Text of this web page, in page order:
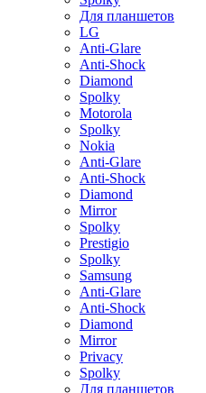
Для планшетов
LG
Anti-Glare
Anti-Shock
Diamond
Spolky
Motorola
Spolky
Nokia
Anti-Glare
Anti-Shock
Diamond
Mirror
Spolky
Prestigio
Spolky
Samsung
Anti-Glare
Anti-Shock
Diamond
Mirror
Privacy
Spolky
Для планшетов